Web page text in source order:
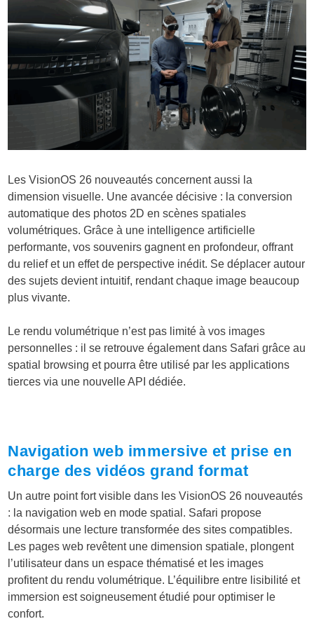
Les VisionOS 26 nouveautés concernent aussi la
dimension visuelle. Une avancée décisive : la conversion
automatique des photos 2D en scènes spatiales
volumétriques. Grâce à une intelligence artificielle
performante, vos souvenirs gagnent en profondeur, offrant
du relief et un effet de perspective inédit. Se déplacer autour
des sujets devient intuitif, rendant chaque image beaucoup
plus vivante.
Le rendu volumétrique n’est pas limité à vos images
personnelles : il se retrouve également dans Safari grâce au
spatial browsing et pourra être utilisé par les applications
tierces via une nouvelle API dédiée.
Navigation web immersive et prise en
charge des vidéos grand format
Un autre point fort visible dans les VisionOS 26 nouveautés
: la navigation web en mode spatial. Safari propose
désormais une lecture transformée des sites compatibles.
Les pages web revêtent une dimension spatiale, plongent
l’utilisateur dans un espace thématisé et les images
profitent du rendu volumétrique. L’équilibre entre lisibilité et
immersion est soigneusement étudié pour optimiser le
confort.